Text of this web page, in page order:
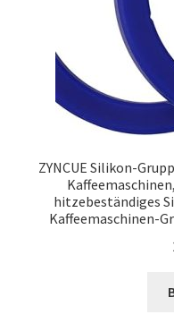
ZYNCUE Silikon-
hitzebeständiges
Kaffeemaschinen-